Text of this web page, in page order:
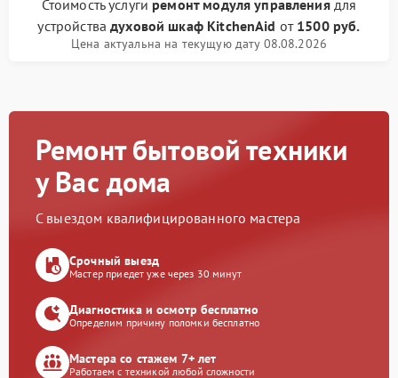
Стоимость услуги ремонт модуля управлениядля
устройствадуховой шкаф KitchenAid от 1500 руб.
Цена актуальна на текущую дату 08.08.2026
Ремонт бытовой техники
у Вас дома
С выездом квалифицированного мастера
Срочный выезд
Мастер приедет уже через 30 минут
Диагностика и осмотр бесплатно
Определим причину поломки бесплатно
Мастера со стажем 7+ лет
Работаем с техникой любой сложности